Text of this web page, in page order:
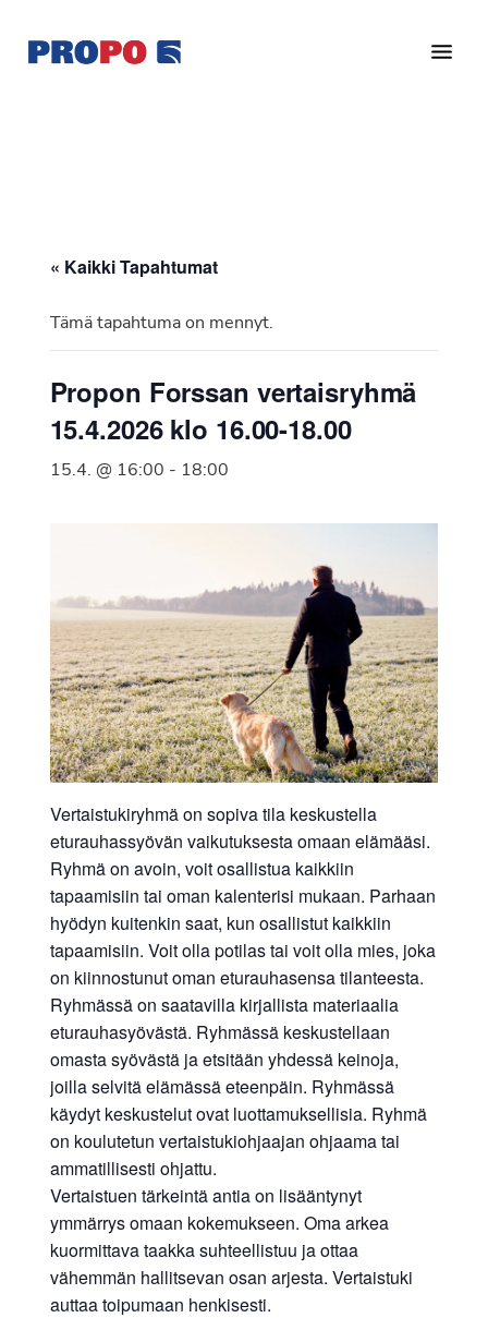
pääsisältöön
alatunnisteeseen
Ry
vuonna
Suomen
jäsenjärjestö.
« Kaikki Tapahtumat
Tämä tapahtuma on mennyt.
Propon Forssan vertaisryhmä
15.4.2026 klo 16.00-18.00
15.4. @ 16:00 - 18:00
Vertaistukiryhmä on sopiva tila keskustella
eturauhassyövän vaikutuksesta omaan elämääsi.
Ryhmä on avoin, voit osallistua kaikkiin
tapaamisiin tai oman kalenterisi mukaan. Parhaan
hyödyn kuitenkin saat, kun osallistut kaikkiin
tapaamisiin. Voit olla potilas tai voit olla mies, joka
on kiinnostunut oman eturauhasensa tilanteesta.
Ryhmässä on saatavilla kirjallista materiaalia
eturauhasyövästä. Ryhmässä keskustellaan
omasta syövästä ja etsitään yhdessä keinoja,
joilla selvitä elämässä eteenpäin. Ryhmässä
käydyt keskustelut ovat luottamuksellisia. Ryhmä
on koulutetun vertaistukiohjaajan ohjaama tai
ammatillisesti ohjattu.
Vertaistuen tärkeintä antia on lisääntynyt
ymmärrys omaan kokemukseen. Oma arkea
kuormittava taakka suhteellistuu ja ottaa
vähemmän hallitsevan osan arjesta. Vertaistuki
auttaa toipumaan henkisesti.